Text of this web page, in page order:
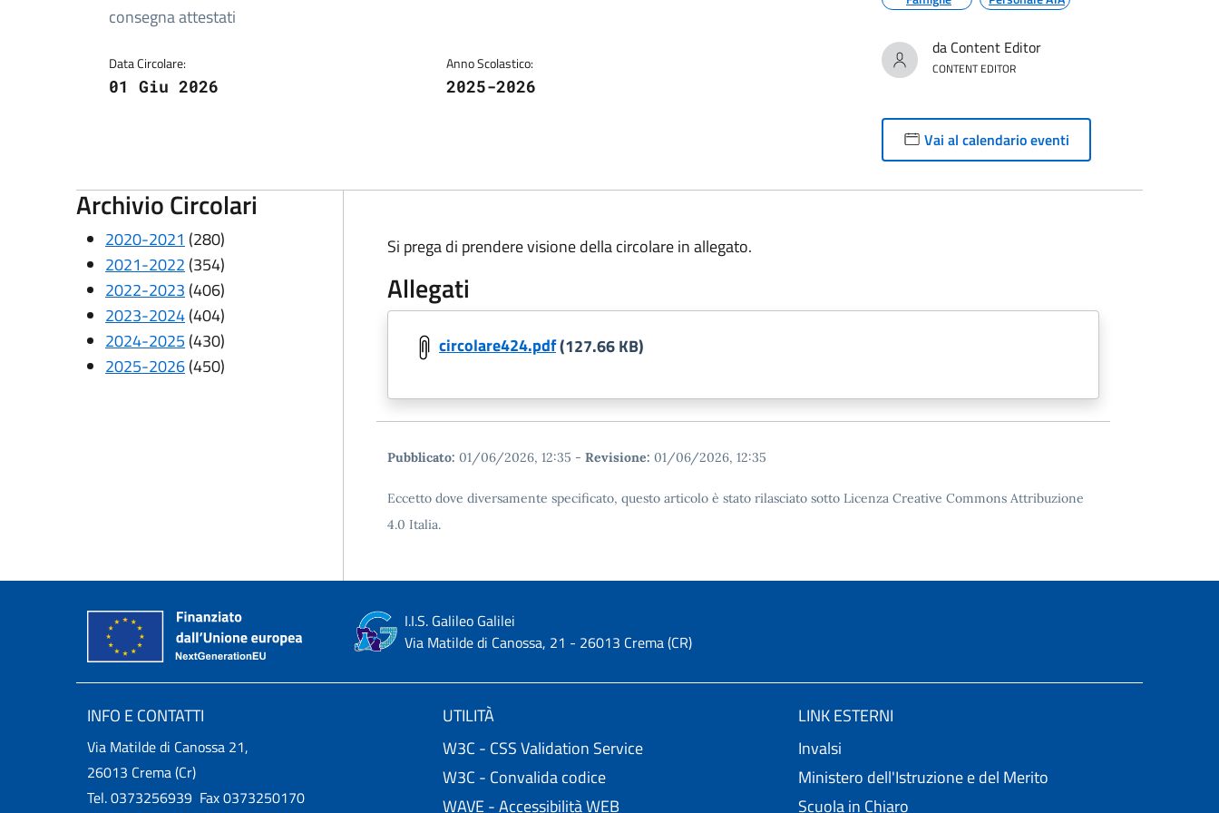
consegna attestati
Data Circolare:
01 Giu 2026
Anno Scolastico:
2025-2026
da Content Editor
CONTENT EDITOR
Vai al calendario eventi
Archivio Circolari
2020-2021 (280)
2021-2022 (354)
2022-2023 (406)
2023-2024(404)
2024-2025 (430)
2025-2026(450)
Si prega di prendere visione della circolare in allegato.
Allegati
circolare424.pdf(127.66 KB)
Pubblicato: 01/06/2026, 12:35 - Revisione: 01/06/2026, 12:35
Eccetto dove diversamente specificato, questo articolo è stato rilasciato sotto Licenza Creative Commons Attribuzione
4.0 Italia.
I.I.S. Galileo Galilei
Via Matilde di Canossa, 21 - 26013 Crema (CR)
INFO E CONTATTI
Via Matilde di Canossa 21,
26013 Crema (Cr)
Tel. 0373256939 Fax 0373250170
UTILITÀ
W3C - CSS Validation Service
W3C - Convalida codice
WAVE - Accessibilità WEB
LINK ESTERNI
Invalsi
Ministero dell'Istruzione e del Merito
Scuola in Chiaro